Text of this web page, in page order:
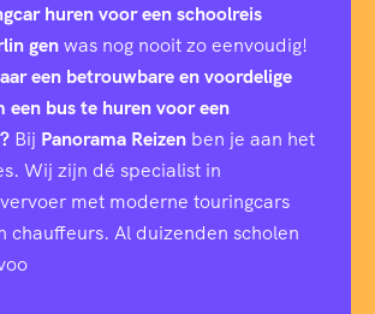
huren voor een schoolreis
genwas nog nooit zo eenvoudig!
een betrouwbare en voordelige
een bus te huren voor een
Bij Panorama Reizen ben je aan het
Wij zijn dé specialist in
met moderne touringcars
chauffeurs. Al duizenden scholen